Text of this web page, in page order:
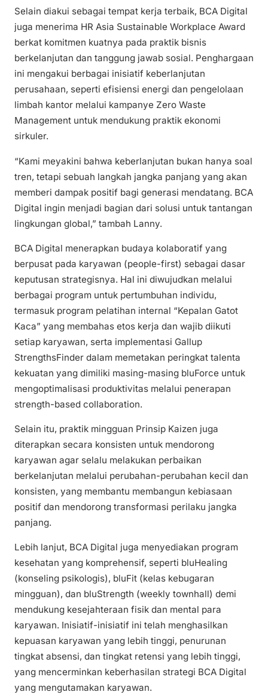
Selain diakui sebagai tempat kerja terbaik, BCA Digital
juga menerima HR Asia Sustainable Workplace Award
berkat komitmen kuatnya pada praktik bisnis
berkelanjutan dan tanggung jawab sosial. Penghargaan
ini mengakui berbagai inisiatif keberlanjutan
perusahaan, seperti efisiensi energi dan pengelolaan
limbah kantor melalui kampanye Zero Waste
Management untuk mendukung praktik ekonomi
sirkuler.
“Kami meyakini bahwa keberlanjutan bukan hanya soal
tren, tetapi sebuah langkah jangka panjang yang akan
memberi dampak positif bagi generasi mendatang. BCA
Digital ingin menjadi bagian dari solusi untuk tantangan
lingkungan global,” tambah Lanny.
BCA Digital menerapkan budaya kolaboratif yang
berpusat pada karyawan (people-first) sebagai dasar
keputusan strategisnya. Hal ini diwujudkan melalui
berbagai program untuk pertumbuhan individu,
termasuk program pelatihan internal “Kepalan Gatot
Kaca” yang membahas etos kerja dan wajib diikuti
setiap karyawan, serta implementasi Gallup
StrengthsFinder dalam memetakan peringkat talenta
kekuatan yang dimiliki masing-masing bluForce untuk
mengoptimalisasi produktivitas melalui penerapan
strength-based collaboration.
Selain itu, praktik mingguan Prinsip Kaizen juga
diterapkan secara konsisten untuk mendorong
karyawan agar selalu melakukan perbaikan
berkelanjutan melalui perubahan-perubahan kecil dan
konsisten, yang membantu membangun kebiasaan
positif dan mendorong transformasi perilaku jangka
panjang.
Lebih lanjut, BCA Digital juga menyediakan program
kesehatan yang komprehensif, seperti bluHealing
(konseling psikologis), bluFit (kelas kebugaran
mingguan), dan bluStrength (weekly townhall) demi
mendukung kesejahteraan fisik dan mental para
karyawan. Inisiatif-inisiatif ini telah menghasilkan
kepuasan karyawan yang lebih tinggi, penurunan
tingkat absensi, dan tingkat retensi yang lebih tinggi,
yang mencerminkan keberhasilan strategi BCA Digital
yang mengutamakan karyawan.